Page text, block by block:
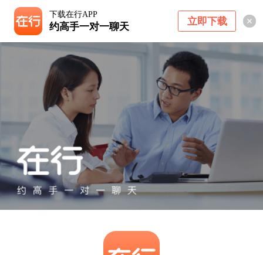
下载在行APP
约高手一对一聊天 立即下载